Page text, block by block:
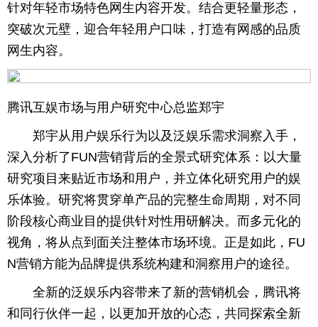
针对年轻市场特色网生内容开发。结合更轻量形态，
突破次元壁，迎合年轻用户口味，打造有网感的品质
网生内容。
腾讯互娱市场与用户研究中心总监郑宇
郑宇从用户娱乐行为以及泛娱乐需求洞察入手，
深入分析了FUN营销背后的全景式研究体系：以大量
研究项目来贴近市场和用户，并立体化研究用户的娱
乐体验。研究将贯穿单产品的完整生命周期，对不同
阶段核心商业目的提供针对性用研解决。而多元化的
视角，将从点到面关注整体市场环境。正是如此，FU
N营销方能为品牌提供系统构建和洞察用户的途径。
全新的泛娱乐内容带来了新的营销机会，腾讯将
和同行伙伴一起，以更加开放的心态，共同探索全新